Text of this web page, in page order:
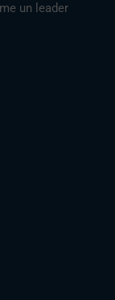
un leader